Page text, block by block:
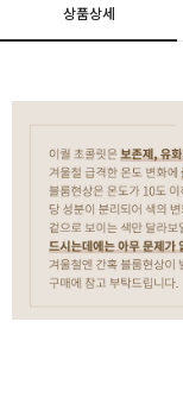
상품상세